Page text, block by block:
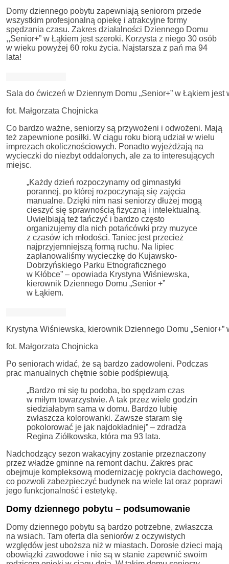
Domy dziennego pobytu zapewniają seniorom przede
wszystkim profesjonalną opiekę i atrakcyjne formy
spędzania czasu. Zakres działalności Dziennego Domu
,,Senior+” w Łąkiem jest szeroki. Korzysta z niego 30 osób
w wieku powyżej 60 roku życia. Najstarsza z pań ma 94
lata!
Sala do ćwiczeń w Dziennym Domu „Senior+” w Łąkiem
fot. Małgorzata Chojnicka
Co bardzo ważne, seniorzy są przywożeni i odwożeni. Mają
też zapewnione posiłki. W ciągu roku biorą udział w wielu
imprezach okolicznościowych. Ponadto wyjeżdżają na
wycieczki do niezbyt oddalonych, ale za to interesujących
miejsc.
„Każdy dzień rozpoczynamy od gimnastyki
porannej, po której rozpoczynają się zajęcia
manualne. Dzięki nim nasi seniorzy dłużej mogą
cieszyć się sprawnością fizyczną i intelektualną.
Uwielbiają też tańczyć i bardzo często
organizujemy dla nich potańcówki przy muzyce
z czasów ich młodości. Taniec jest przecież
najprzyjemniejszą formą ruchu. Na lipiec
zaplanowaliśmy wycieczkę do Kujawsko-
Dobrzyńskiego Parku Etnograficznego
w Kłóbce” – opowiada Krystyna Wiśniewska,
kierownik Dziennego Domu „Senior +”
w Łąkiem.
Krystyna Wiśniewska, kierownik Dziennego Domu
fot. Małgorzata Chojnicka
Po seniorach widać, że są bardzo zadowoleni. Podczas
prac manualnych chętnie sobie podśpiewują.
„Bardzo mi się tu podoba, bo spędzam czas
w miłym towarzystwie. A tak przez wiele godzin
siedziałabym sama w domu. Bardzo lubię
zwłaszcza kolorowanki. Zawsze staram się
pokolorować je jak najdokładniej” – zdradza
Regina Ziółkowska, która ma 93 lata.
Nadchodzący sezon wakacyjny zostanie przeznaczony
przez władze gminne na remont dachu. Zakres prac
obejmuje kompleksową modernizację pokrycia dachowego,
co pozwoli zabezpieczyć budynek na wiele lat oraz poprawi
jego funkcjonalność i estetykę.
Domy dziennego pobytu – podsumowanie
Domy dziennego pobytu są bardzo potrzebne, zwłaszcza
na wsiach. Tam oferta dla seniorów z oczywistych
względów jest uboższa niż w miastach. Dorosłe dzieci mają
obowiązki zawodowe i nie są w stanie zapewnić swoim